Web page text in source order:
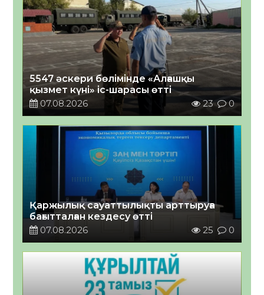
5547 әскери бөлімінде «Алғашқы
қызмет күні» іс-шарасы өтті
07.08.2026
23 0
Қаржылық сауаттылықты арттыруға
бағытталған кездесу өтті
07.08.2026
25 0